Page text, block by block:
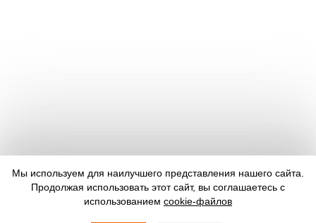
Мы используем для наилучшего представления нашего сайта.
Продолжая использовать этот сайт, вы соглашаетесь с
использованием cookie-файлов